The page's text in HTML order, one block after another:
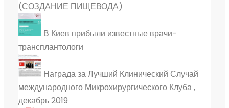
(СОЗДАНИЕ ПИЩЕВОДА)
В Киев прибыли известные врачи-
трансплантологи
Награда за Лучший Клинический Случай
международного Микрохирургического Клуба ,
декабрь 2019